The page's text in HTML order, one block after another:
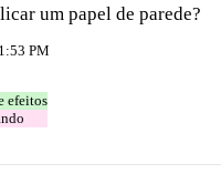
um papel de parede?
PM
efeitos